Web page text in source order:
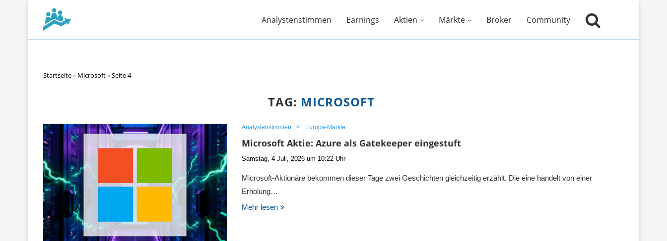
Analystenstimmen Earnings Aktien Märkte Broker Community
Startseite» Microsoft»Seite 4
TAG: MICROSOFT
Analystenstimmen Europa-Märkte
Microsoft Aktie: Azure als Gatekeeper eingestuft
Samstag, 4 Juli, 2026 um 10:22 Uhr
Microsoft-Aktionäre bekommen dieser Tage zwei Geschichten gleichzeitig erzählt. Die eine handelt von einer
Erholung…
Mehr lesen